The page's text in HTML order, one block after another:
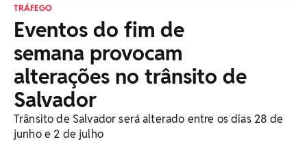
TRÁFEGO
Eventos do fim de
semana provocam
alterações no trânsito de
Salvador
Trânsito de Salvador será alterado entre os dias 28 de
junho e 2 de julho